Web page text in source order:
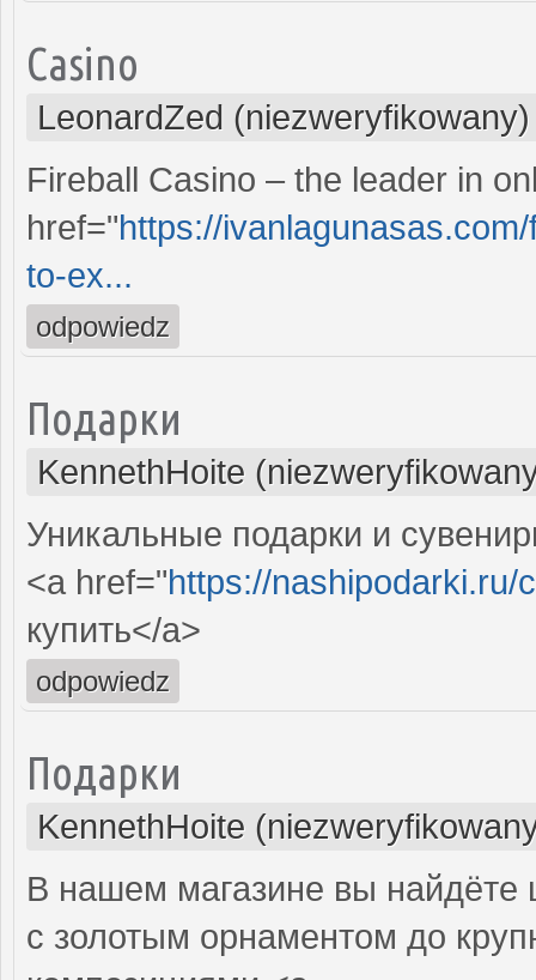
Casino
LeonardZed (niezweryfikowany)
Fireball Casino – the leader in
href="https://
to-ex...
odpowiedz
Подарки
KennethHoite
Уникальные подарки и
<a href="https://nashipodarki.ru/
купить</a>
odpowiedz
Подарки
KennethHoite
В нашем магазине вы найдёте
с золотым орнаментом до